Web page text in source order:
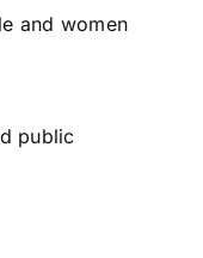
and women
public